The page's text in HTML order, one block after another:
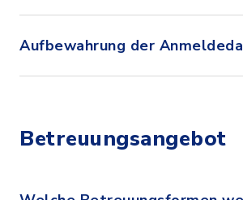
Aufbewahrung der
Betreuungsangebot